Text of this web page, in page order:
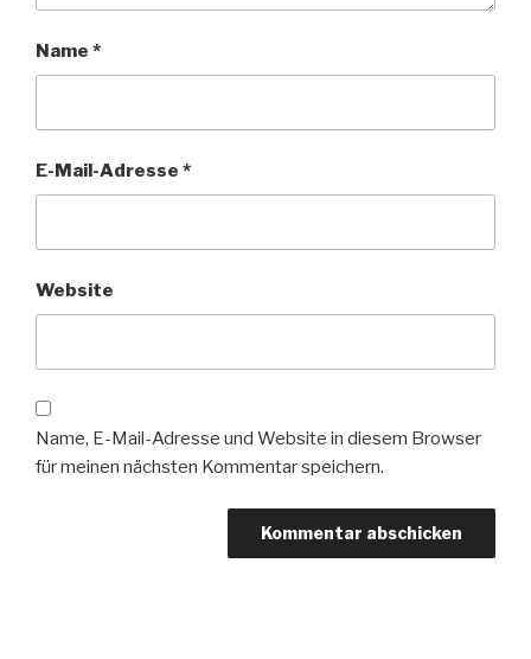
Name *
E-Mail-Adresse *
Website
Name, E-Mail-Adresse und Website in diesem Browser
für meinen nächsten Kommentar speichern.